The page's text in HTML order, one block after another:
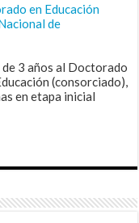
en Educación
de
3 años al Doctorado
(consorciado),
en etapa inicial